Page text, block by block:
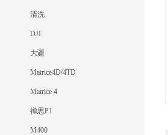
清洗
DJI
大疆
Matrice4D/4TD
Matrice 4
禅思P1
M400